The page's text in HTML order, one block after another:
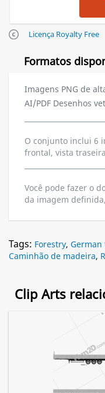
Licença Royalty Free
Formatos
Imagens PNG de
AI/PDF Desenhos
O conjunto inclui 6
frontal, vista
Você pode fazer o
da imagem
Tags: Forestry,
Caminhão de madeira,
Clip Arts